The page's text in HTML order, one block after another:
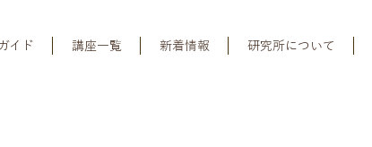
イド 講座一覧 新着情報 研究所について